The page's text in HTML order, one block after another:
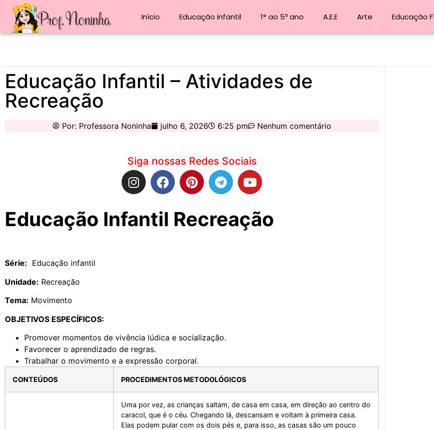
Início Educação infantil 1° ao 5º ano A.E.E Arte Educação
Educação Infantil – Atividades de
Recreação
Por:Professora Noninha julho 6, 2026 6:25 pm Nenhum comentário
Siga nossas Redes Sociais
Educação Infantil Recreação
Série: Educação infantil
Unidade: Recreação
Tema: Movimento
OBJETIVOS ESPECÍFICOS:
Promover momentos de vivência lúdica e socialização.
Favorecer o aprendizado de regras.
Trabalhar o movimento e a expressão corporal.
CONTEÚDOS PROCEDIMENTOS METODOLÓGICOS
Uma por vez, as crianças saltam, de casa em casa, em direção ao centro do
caracol, que é o céu. Chegando lá, descansam e voltam à primeira casa.
Elas podem pular com os dois pés e, para isso, as casas são um pouco